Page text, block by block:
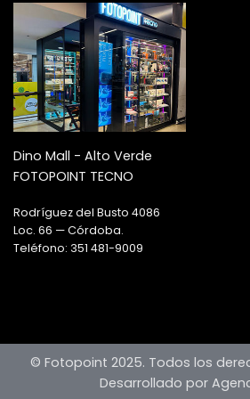
Dino Mall - Alto Verde
FOTOPOINT TECNO
Rodríguez del Busto 4086
Loc. 66 — Córdoba.
Teléfono: 351 481-9009
© Fotopoint 2025. Todos los
Desarrollado por